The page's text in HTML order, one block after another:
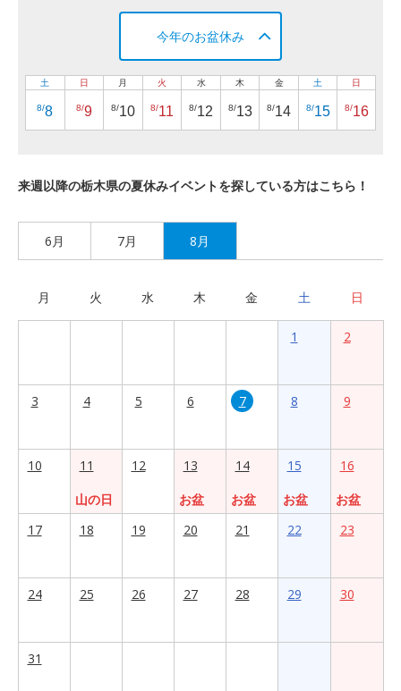
今年のお盆休み
土
8/8
日
8/9
月
8/10
火
8/11
水
8/12
木
8/13
金
8/14
土
8/15
日
8/16
来週以降の栃木県の夏休みイベントを探している方はこちら！
6月 7月 8月
月 火 水 木 金 土 日
1 2
3 4 5 6 7 8 9
10
11
山の日
12
13
お盆
14
お盆
15
お盆
16
お盆
17
18 19 20 21 22 23
24 25 26 27 28 29 30
31